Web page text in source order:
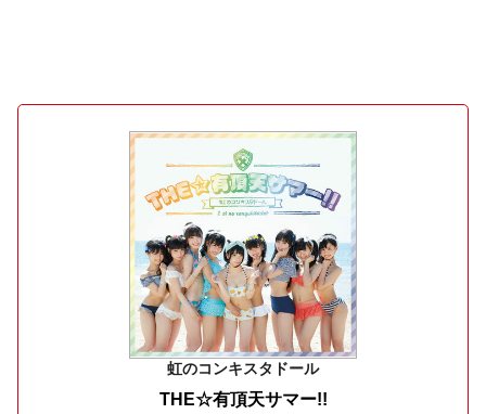
虹のコンキスタドール
THE☆有頂天サマー!!